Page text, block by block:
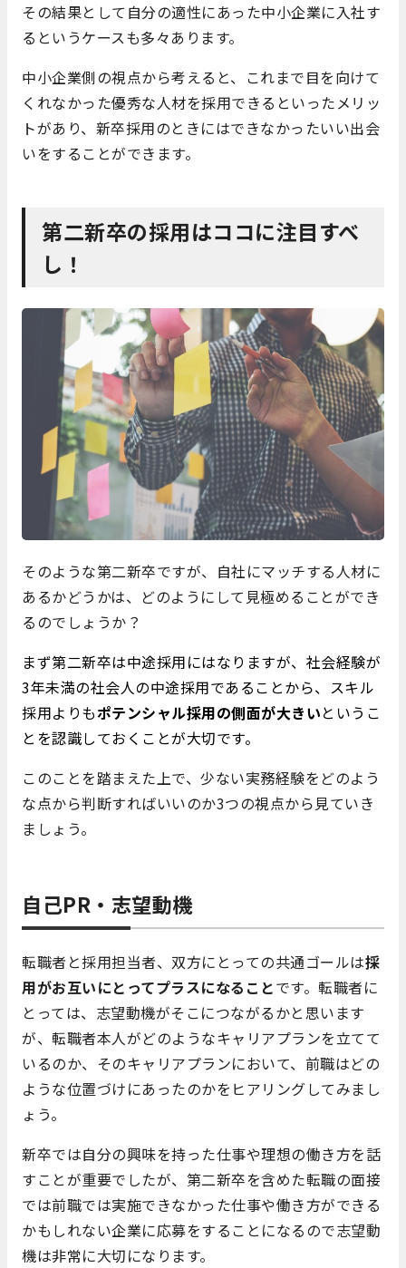
その結果として自分の適性にあった中小企業に入社す
るというケースも多々あります。
中小企業側の視点から考えると、これまで目を向けて
くれなかった優秀な人材を採用できるといったメリッ
トがあり、新卒採用のときにはできなかったいい出会
いをすることができます。
第二新卒の採用はココに注目すべ
し！
そのような第二新卒ですが、自社にマッチする人材に
あるかどうかは、どのようにして見極めることができ
るのでしょうか？
まず第二新卒は中途採用にはなりますが、社会経験が
3年未満の社会人の中途採用であることから、スキル
採用よりもポテンシャル採用の側面が大きいというこ
とを認識しておくことが大切です。
このことを踏まえた上で、少ない実務経験をどのよう
な点から判断すればいいのか3つの視点から見ていき
ましょう。
自己PR・志望動機
転職者と採用担当者、双方にとっての共通ゴールは採
用がお互いにとってプラスになることです。転職者に
とっては、志望動機がそこにつながるかと思います
が、転職者本人がどのようなキャリアプランを立てて
いるのか、そのキャリアプランにおいて、前職はどの
ような位置づけにあったのかをヒアリングしてみまし
ょう。
新卒では自分の興味を持った仕事や理想の働き方を話
すことが重要でしたが、第二新卒を含めた転職の面接
では前職では実施できなかった仕事や働き方ができる
かもしれない企業に応募をすることになるので志望動
機は非常に大切になります。